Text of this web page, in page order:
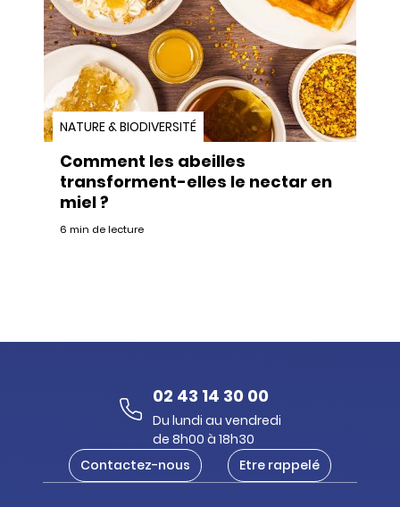
NATURE & BIODIVERSITÉ
Comment les abeilles
transforment-elles le nectar en
miel ?
6 min de lecture
02 43 14 30 00
Du lundi au vendredi
de 8h00 à 18h30
Contactez-nous
Etre rappelé